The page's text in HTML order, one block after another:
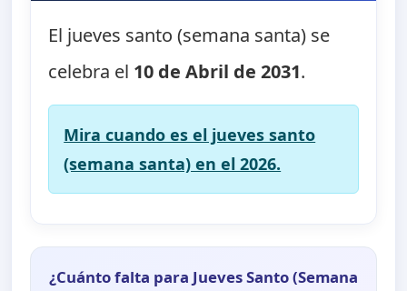
El jueves santo (semana santa) se
celebra el 10 de Abril de 2031.
Mira cuando es el jueves santo
(semana santa) en el 2026.
¿Cuánto falta para Jueves Santo (Semana